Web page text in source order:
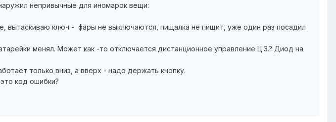
непривычные для иномарок вещи:
вытаскиваю ключ - фары не выключаются, пищалка не пищит, уже один раз посадил
менял. Может как -то отключается дистанционное управление Ц.З.? Диод на
только вниз, а вверх - надо держать кнопку.
код ошибки?